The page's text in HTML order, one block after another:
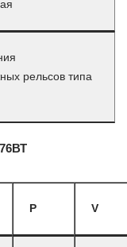
рельсов типа
P V